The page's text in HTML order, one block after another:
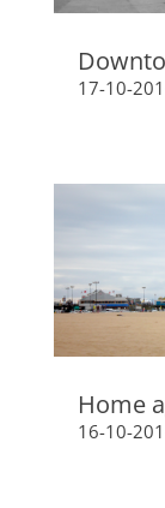
17-10-
Home
16-10-